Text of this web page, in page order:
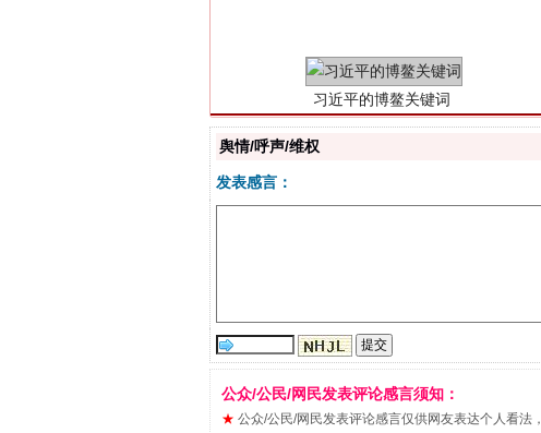
舆情/呼声/维权
发表感言：
公众/公民/网民发表评论感言须知：
★ 公众/公民/网民发表评论感言仅供网友表达个人看